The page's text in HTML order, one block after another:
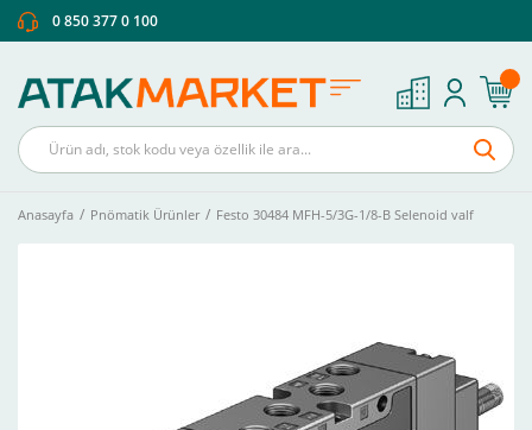
0 850 377 0 100
Anasayfa Pnömatik Ürünler Festo 30484 MFH-5/3G-1/8-B Selenoid valf